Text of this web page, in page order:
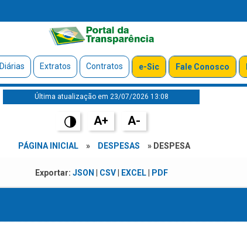
Diárias Extratos Contratos e-Sic Fale Conosco
Última atualização em 23/07/2026 13:08
A+ A-
PÁGINA INICIAL » DESPESAS » DESPESA
Exportar: JSON CSV| EXCEL| PDF